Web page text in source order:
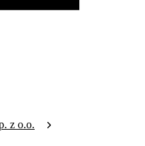
z o.o.